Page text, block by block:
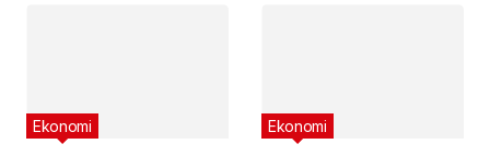
Ekonomi Ekonomi